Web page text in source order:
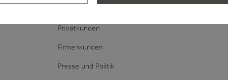
Privatkunden
Firmenkunden
Presse und Politik